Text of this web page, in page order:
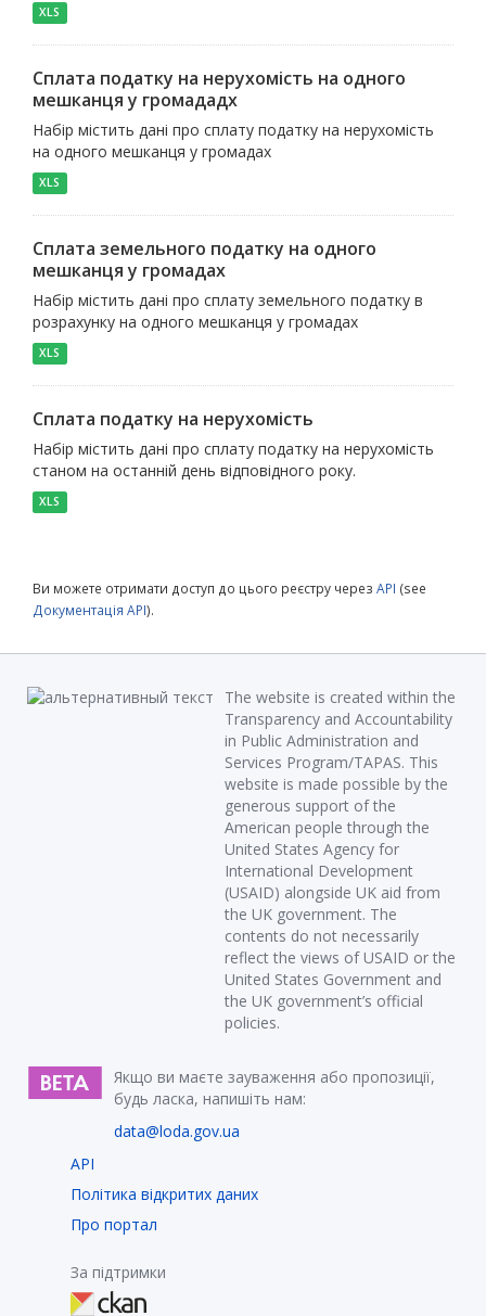
XLS
Сплата податку на нерухомість на одного
мешканця у громададх
Набір містить дані про сплату податку на нерухомість
на одного мешканця у громадах
XLS
Сплата земельного податку на одного
мешканця у громадах
Набір містить дані про сплату земельного податку в
розрахунку на одного мешканця у громадах
XLS
Сплата податку на нерухомість
Набір містить дані про сплату податку на нерухомість
станом на останній день відповідного року.
XLS
Ви можете отримати доступ до цього реєстру через API (see
Документація API).
The website is created within the
Transparency and Accountability
in Public Administration and
Services Program/TAPAS. This
website is made possible by the
generous support of the
American people through the
United States Agency for
International Development
(USAID) alongside UK aid from
the UK government. The
contents do not necessarily
reflect the views of USAID or the
United States Government and
the UK government’s official
policies.
Якщо ви маєте зауваження або пропозиції,
будь ласка, напишіть нам:
data@loda.gov.ua
API
Політика відкритих даних
Про портал
За підтримки